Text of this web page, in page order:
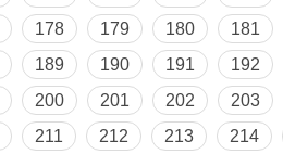
178 179 180 181
189 190 191 192
200 201 202 203
211 212 213 214